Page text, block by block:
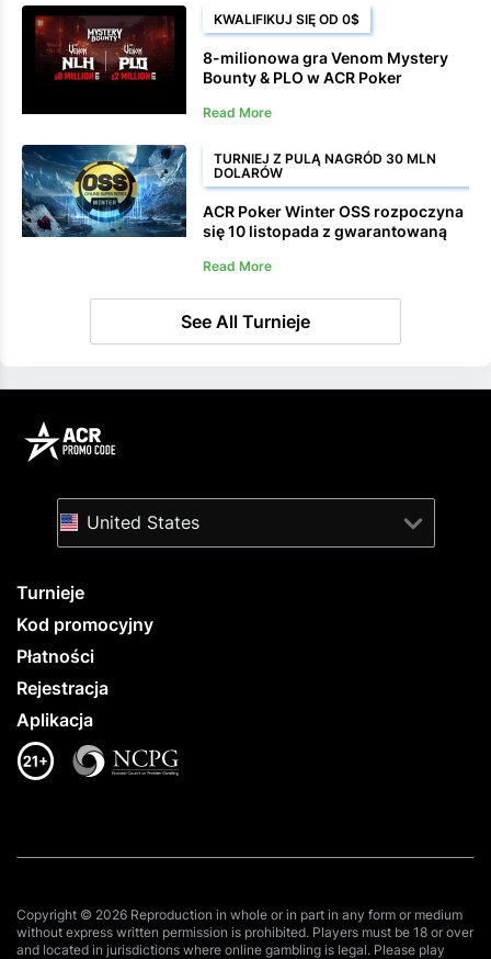
KWALIFIKUJ SIĘ OD 0$
8-milionowa gra Venom Mystery
Bounty & PLO w ACR Poker
Read More
TURNIEJ Z PULĄ NAGRÓD 30 MLN
DOLARÓW
ACR Poker Winter OSS rozpoczyna
się 10 listopada z gwarantowaną
milionów dolarów
Read More
See All Turnieje
Turnieje
Kod promocyjny
Płatności
Rejestracja
Aplikacja
United States
Copyright © 2026 Reproduction in whole or in part in any form or medium
without express written permission is prohibited. Players must be 18 or over
and located in jurisdictions where online gambling is legal. Please play